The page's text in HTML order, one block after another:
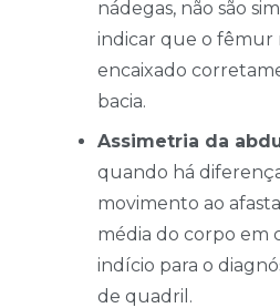
nádegas, não são
indicar que o fêmur
encaixado
bacia.
Assimetria da
quando há
movimento ao
média do corpo em
indício para o
de quadril.